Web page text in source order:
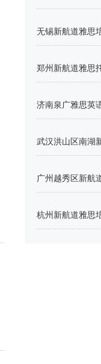
无锡新航道雅思
郑州新航道雅思
济南泉广雅思英
武汉洪山区南湖
广州越秀区新航
杭州新航道雅思